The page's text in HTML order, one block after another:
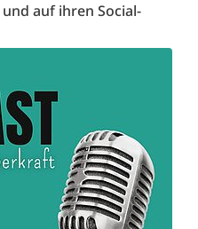
auf ihren Social-